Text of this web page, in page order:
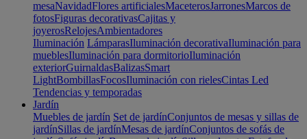
mesaNavidadFlores artificialesMaceterosJarronesMarcos de
fotosFiguras decorativasCajitas y
joyerosRelojesAmbientadores
Iluminación LámparasIluminación decorativaIluminación para
mueblesIluminación para dormitorioIluminación
exteriorGuirnaldasBalizasSmart
LightBombillasFocosIluminación con rielesCintas Led
Tendencias y temporadas
Jardín
Muebles de jardín Set de jardínConjuntos de mesas y sillas de
jardínSillas de jardínMesas de jardínConjuntos de sofás de